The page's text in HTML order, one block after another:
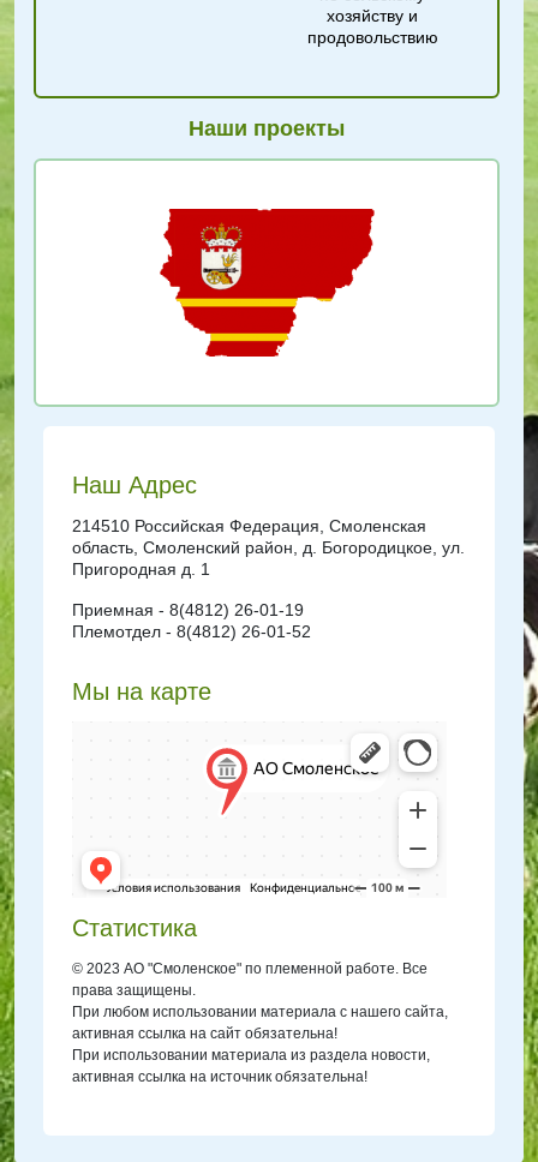
хозяйству и
продовольствию
Наши проекты
Наш Адрес
214510 Российская Федерация, Смоленская
область, Смоленский район, д. Богородицкое, ул.
Пригородная д. 1
Приемная - 8(4812) 26-01-19
Племотдел - 8(4812) 26-01-52
Мы на карте
Статистика
© 2023 АО "Смоленское" по племенной работе. Все
права защищены.
При любом использовании материала с нашего сайта,
активная ссылка на сайт обязательна!
При использовании материала из раздела новости,
активная ссылка на источник обязательна!